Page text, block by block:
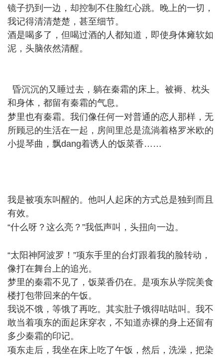
镜子扔到一边，却控制不住脸红心跳。晚上的一切，
我记得清清楚楚，甚至细节。
酒是喝多了，但喝过酒的人都知道，即使身体瘫软如
泥，头脑依然清醒。
昏沉沉的又睡过去，躺在秦霜的床上。被褥、枕头
和身体，都留有秦霜的气息。
梦里也有秦霜。我们像任何一对普通的恋人那样，无
所顾忌的生活在一起，房间里总是流淌着格罗米欧的
小提琴曲，飘dang着诱人的饭菜香……
我是被项东叫醒的。他叫人起床的方式总是独到而且
有效。
“什么呀？这么亮？”我低声叫，头扭向一边。
“太阳神阿波罗！”项东手里的台灯跟着我的脸转动，
像打在舞台上的追光。
梦里的秦霜不见了，饭菜香仍在。是项东从学院美食
楼打包带回来的午饭。
我说不饿，等饿了再吃。其实肚子饿得咕咕叫。我不
敢当着项东的面起床穿衣，不知道赤裸的身上还留有
多少秦霜的印记。
项东走后，我坐在床上吃了午饭，然后，洗澡，把染